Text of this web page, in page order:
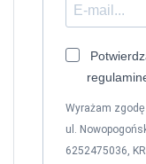
Wyrażam
ul.
6252475036,